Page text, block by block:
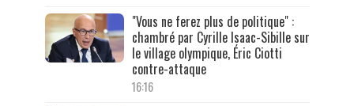
"Vous ne ferez plus de politique" :
chambré par Cyrille Isaac-Sibille sur
le village olympique, Éric Ciotti
contre-attaque
16:16